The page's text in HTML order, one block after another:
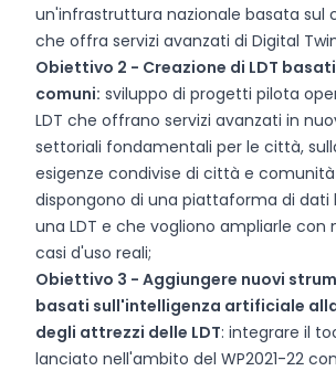
un'infrastruttura nazionale basata sul
che offra servizi avanzati di Digital
Obiettivo 2 - Creazione di LDT
comuni: sviluppo di progetti pilota
LDT che offrano servizi avanzati in
settoriali fondamentali per le città,
esigenze condivise di città e
dispongono di una piattaforma di dati
una LDT e che vogliono ampliarle con
casi d'uso reali;
Obiettivo 3 - Aggiungere nuovi
basati sull'intelligenza artificiale
degli attrezzi delle LDT: integrare il
lanciato nell'ambito del WP2021-22